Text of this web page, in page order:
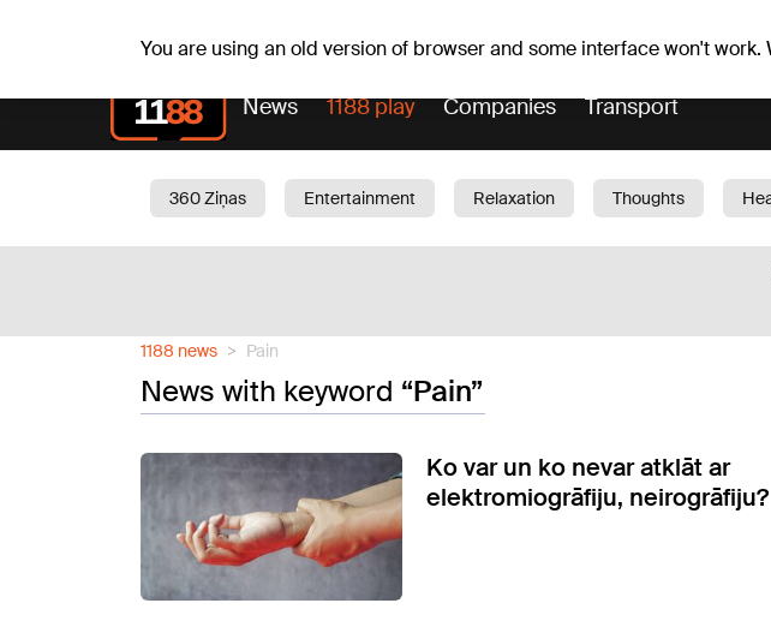
You are using an old version of browser and some interface won't
News 1188 play Companies Transport
360 Ziņas Entertainment Relaxation Thoughts
1188 news Pain
News with keyword “Pain”
Ko var un ko nevar atklāt ar
elektromiogrāfiju, neirogrāfiju?